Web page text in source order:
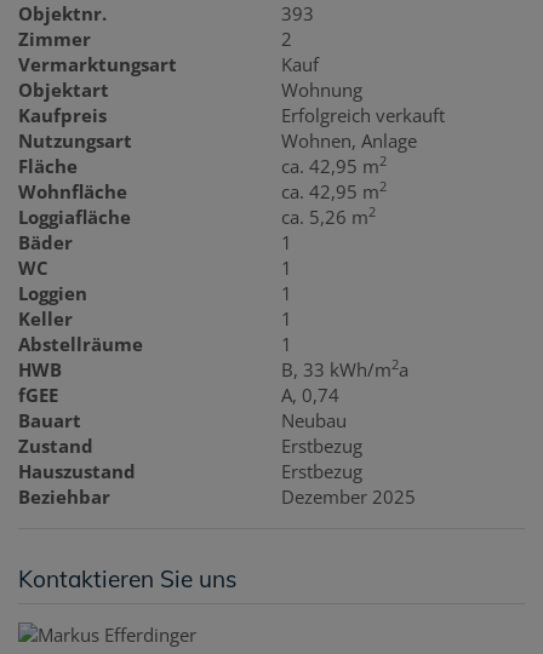
Objektnr.
393
Zimmer
2
Vermarktungsart
Kauf
Objektart
Wohnung
Kaufpreis
Erfolgreich verkauft
Nutzungsart
Wohnen Anlage
Fläche
ca. 42,95 m2
Wohnfläche ca. 42,95 m2
Loggiafläche ca. 5,26 m2
Bäder
1
WC
1
Loggien
1
Keller
1
Abstellräume
1
HWB
B, 33 kWh/m2a
fGEE
A, 0,74
Bauart
Neubau
Zustand
Erstbezug
Hauszustand
Erstbezug
Beziehbar
Dezember 2025
Kontaktieren Sie uns